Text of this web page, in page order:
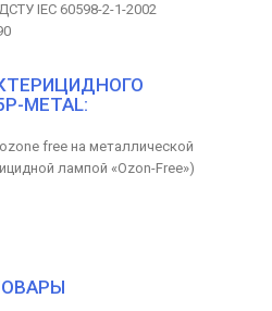
IEC 60598-2-1-2002
METAL:
free на металлической
лампой «Ozon-Free»)